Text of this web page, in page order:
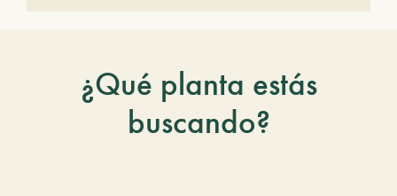
¿Qué planta estás
buscando?